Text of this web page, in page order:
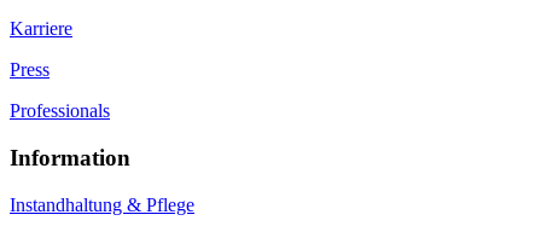
Karriere
Press
Professionals
Information
Instandhaltung & Pflege